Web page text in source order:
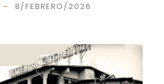
8/FEBRERO/2026